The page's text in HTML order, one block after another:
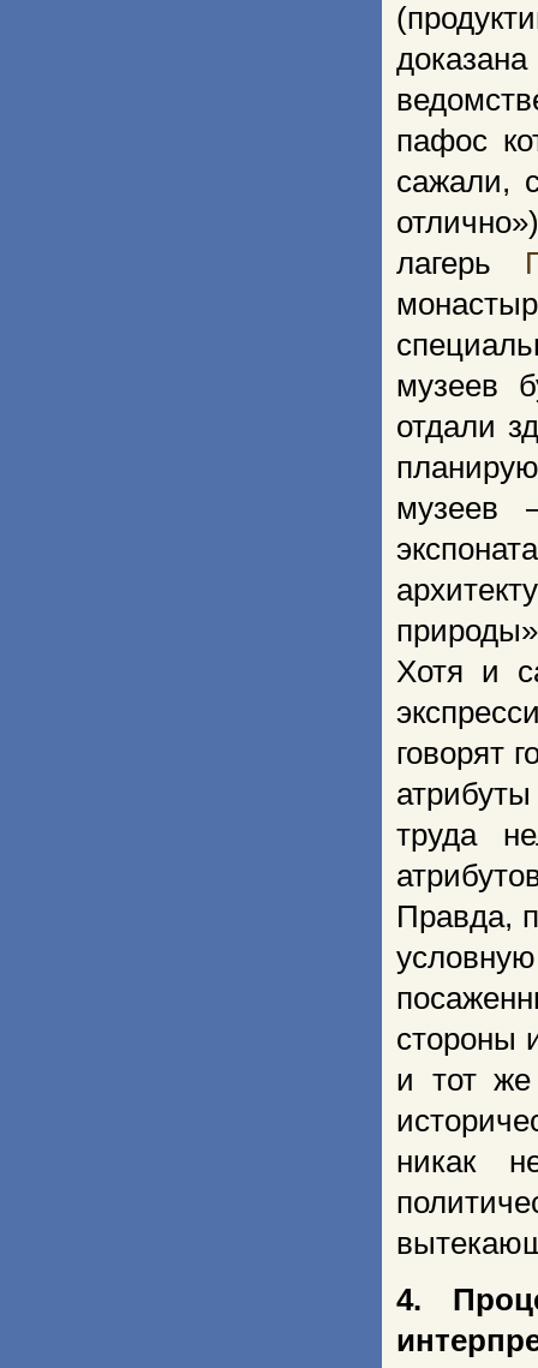
пафос
сажали,
лагерь
музеев
отдали
музеев
Хотя и
говорят
труда
Правда,
стороны
и тот же
никак
4.